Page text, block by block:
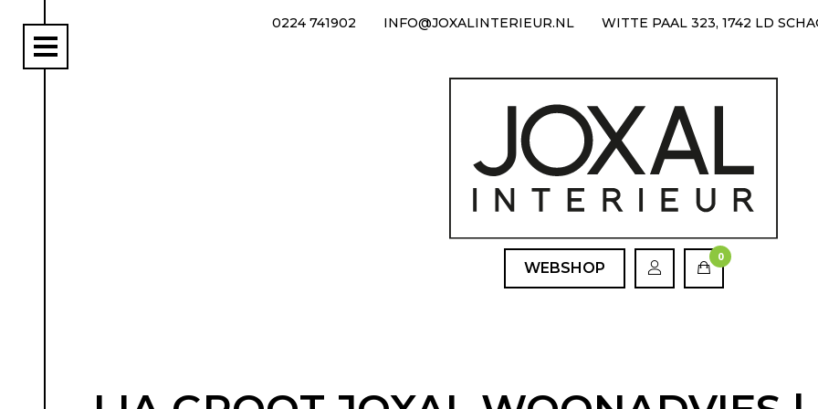
0224 741902 INFO@JOXALINTERIEUR.NL WITTE PAAL 323, 1742 LD
WEBSHOP
0